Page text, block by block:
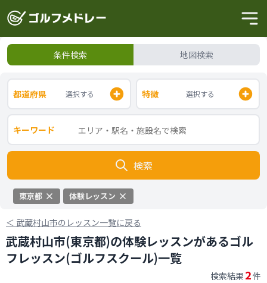
条件検索 地図検索
都道府県 選択する 特徴 選択する
キーワード
検索
東京都 体験レッスン
＜ 武蔵村山市のレッスン一覧に戻る
武蔵村山市(東京都)の体験レッスンがあるゴル
フレッスン(ゴルフスクール)一覧
検索結果 2件